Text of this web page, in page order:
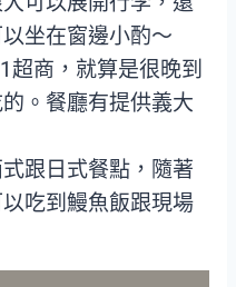
坐在窗邊小酌～
超商，就算是很晚到
。餐廳有提供義大
跟日式餐點，隨著
吃到鰻魚飯跟現場